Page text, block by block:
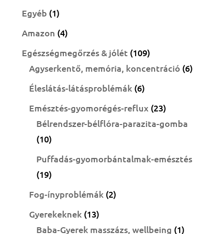
Egyéb 11
termék
Amazon 44
termék
Egészségmegőrzés & jólét 109109
termék
Agyserkentő, memória, koncentráció 66
Éleslátás-látásproblémák 66
termék
Emésztés-gyomorégés-reflux 2323
termék
Bélrendszer-bélflóra-parazita-gomba
1010
termék
Puffadás-gyomorbántalmak-emésztés
1919
termék
Fog-ínyproblémák 22
Gyerekeknek 1313
termék
Baba-Gyerek masszázs, wellbeing 11